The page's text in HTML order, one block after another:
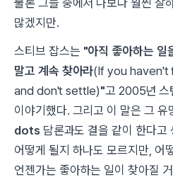
물론 그들 중에서 나보다 훨씬 잘
많겠지만.
스티브 잡스는 "아직 좋아하는 일
말고 계속 찾아라(If you haven't
and don't settle)"고 2005년 스
이야기했다. 그리고 이 말은 그 유
dots 담론과도 결을 같이 한다고
어떻게 될지 하나도 모르지만, 어
언젠가는 좋아하는 일이 찾아질